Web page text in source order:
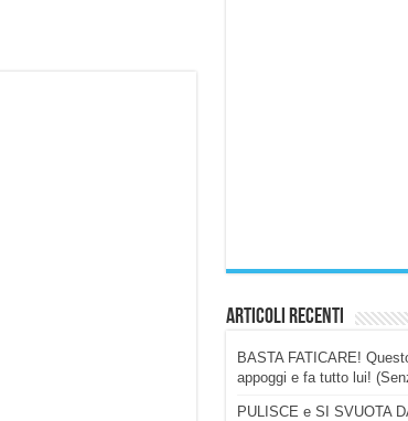
Articoli Recenti
BASTA FATICARE!
appoggi e fa tutto lui!
PULISCE e SI SVUOTA